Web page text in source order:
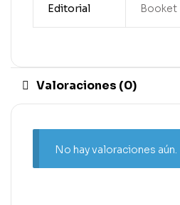
Editorial Booket
Valoraciones (0)
No hay valoraciones aún.